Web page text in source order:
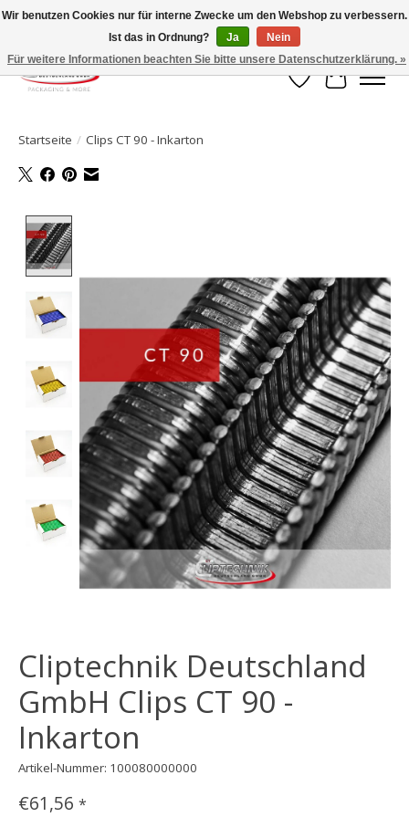
Ihr Onlineshop für Clipverschlusstechnik!
Wunschzettel
Ihr
Startseite / Clips CT 90 - Inkarton
Cliptechnik Deutschland
GmbH Clips CT 90 -
Inkarton
Artikel-Nummer: 100080000000
€61,56 *
Wir benutzen Cookies nur für interne Zwecke um den Webshop zu verbessern.
Ist das in Ordnung?
Ja
Nein
Für weitere Informationen beachten Sie bitte unsere Datenschutzerklärung. »